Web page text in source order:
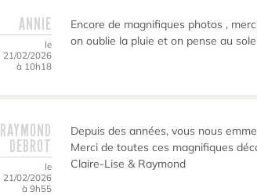
ANNIE
le
21/02/2026
à 10h18
Encore de magnifiques photos ,
on oublie la pluie et on pense au
RAYMOND
DEBROT
le
21/02/2026
à 9h55
Depuis des années, vous nous
Merci de toutes ces magnifiques
Claire-Lise & Raymond